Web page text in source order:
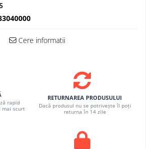
Cere informatii
rapid
mai scurt
RETURNAREA PRODUSULUI
Dacă produsul nu se potrivește îl poți
returna în 14 zile